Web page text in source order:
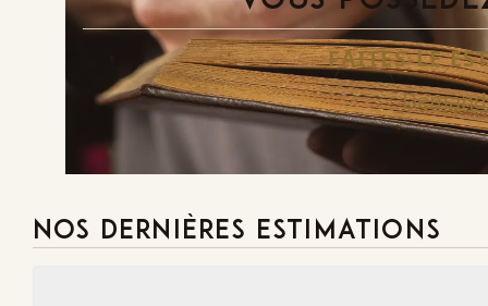
FAITES-LE
NOS DERNIÈRES ESTIMATIONS